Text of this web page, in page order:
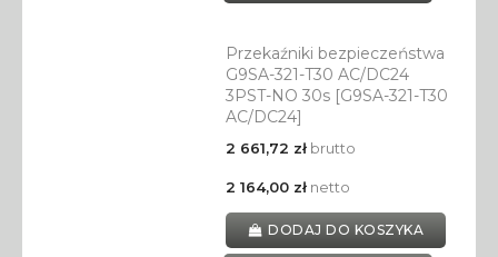
Przekaźniki bezpieczeństwa
G9SA-321-T30 AC/DC24
3PST-NO 30s [G9SA-321-T30
AC/DC24]
2 661,72 złbrutto
2 164,00 złnetto
DODAJ DO KOSZYKA